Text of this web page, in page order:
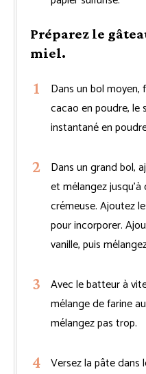
Préparez le
miel.
Dans un bol
cacao en poudre, le
instantané en
Dans un grand bol,
et mélangez
crémeuse. Ajoutez
pour incorporer.
vanille, puis
Avec le batteur à
mélange de farine
mélangez pas trop.
Versez la pâte dans